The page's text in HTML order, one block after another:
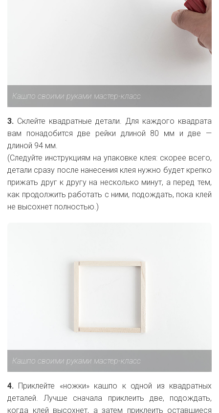
Кашпо своими руками мастер-класс
3. Склейте квадратные детали. Для каждого квадрата
вам понадобится две рейки длиной 80 мм и две —
длиной 94 мм.
(Следуйте инструкциям на упаковке клея: скорее всего,
детали сразу после нанесения клея нужно будет крепко
прижать друг к другу на несколько минут, а перед тем,
как продолжить работать с ними, подождать, пока клей
не высохнет полностью.)
Кашпо своими руками мастер-класс
4. Приклейте «ножки» кашпо к одной из квадратных
деталей. Лучше сначала приклеить две, подождать,
когда клей высохнет, а затем приклеить оставшиеся